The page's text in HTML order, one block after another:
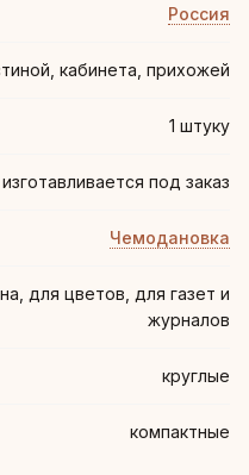
Россия
кабинета, прихожей
1 штуку
изготавливается под заказ
Чемодановка
для цветов, для газет и
журналов
круглые
компактные